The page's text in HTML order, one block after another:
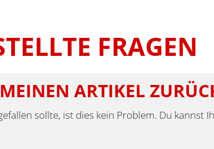
FRAGEN
ARTIKEL
sollte, ist dies kein Problem. Du kannst